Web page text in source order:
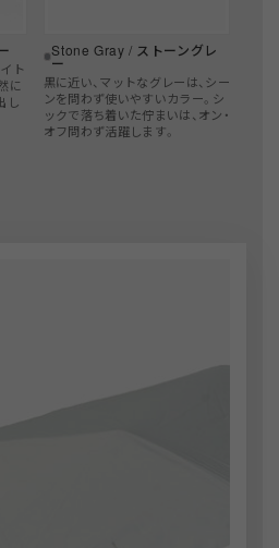
ト
に
し
Stone Gray / ストーングレ
ー
黒に近い、マットなグレーは、シー
ンを問わず使いやすいカラー。シ
ックで落ち着いた佇まいは、オン・
オフ問わず活躍します。